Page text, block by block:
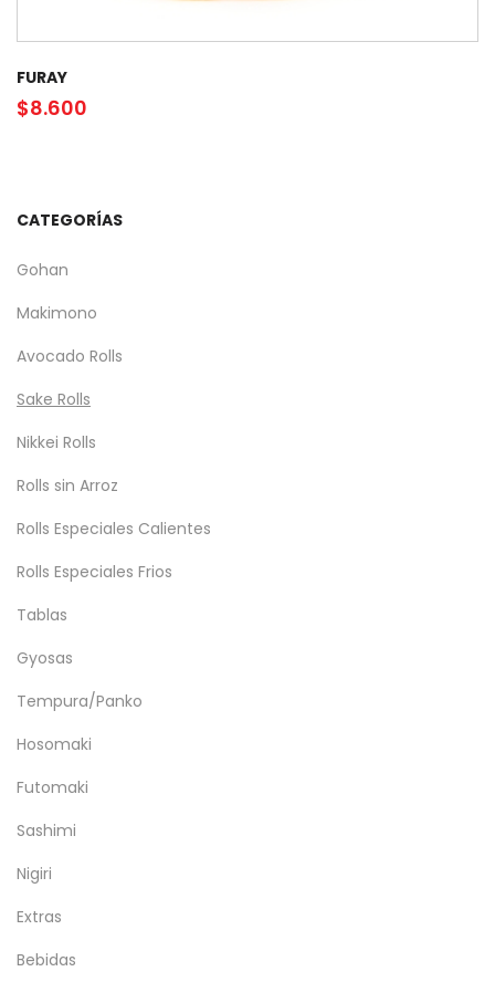
FURAY
$8.600
CATEGORÍAS
Gohan
Makimono
Avocado Rolls
Sake Rolls
Nikkei Rolls
Rolls sin Arroz
Rolls Especiales Calientes
Rolls Especiales Frios
Tablas
Gyosas
Tempura/Panko
Hosomaki
Futomaki
Sashimi
Nigiri
Extras
Bebidas